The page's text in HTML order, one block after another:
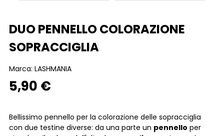
DUO PENNELLO COLORAZIONE
SOPRACCIGLIA
Marca: LASHMANIA
5,90 €
Bellissimo pennello per la colorazione delle sopracciglia
con due testine diverse: da una parte un pennello per